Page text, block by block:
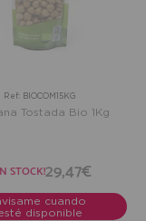
Ref: BIOCOM15KG
Tostada Bio 1Kg
STOCK!29,47€
cuando
disponible